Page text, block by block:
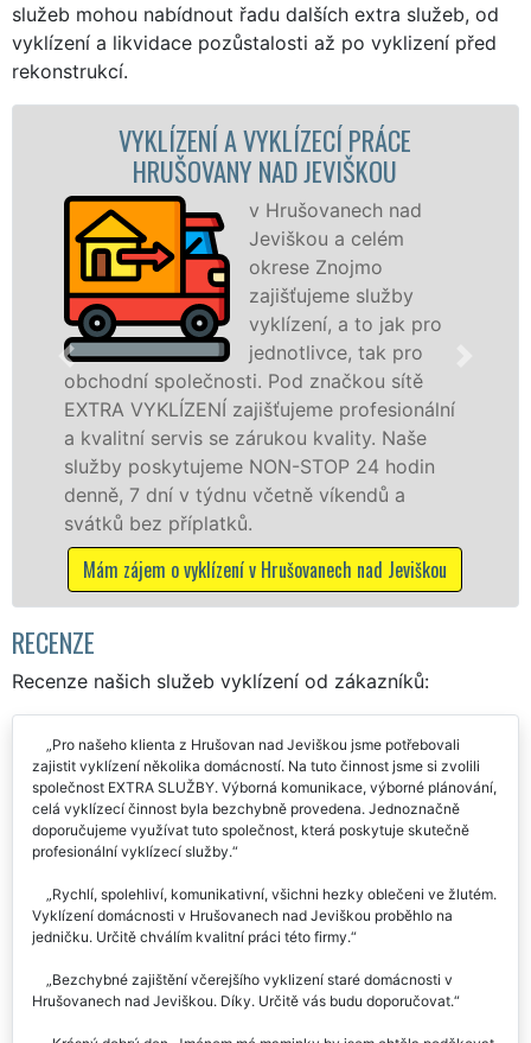
služeb mohou nabídnout řadu dalších extra služeb, od
vyklízení a likvidace pozůstalosti až po vyklizení před
rekonstrukcí.
A VYKLÍZECÍ PRÁCE
NAD JEVIŠKOU
v Hrušovanech nad
Jeviškou a celém
okrese Znojmo
zajišťujeme služby
vyklízení, a to jak pro
jednotlivce, tak pro
Pod značkou sítě
zajišťujeme profesionální
se zárukou kvality. Naše
NON-STOP 24 hodin
týdnu včetně víkendů a
v Hrušovanech nad Jeviškou
VYKLÍZECÍ
v
Poskytujeme
právnickým
odvedené
dalších
Mám zájem o
RECENZE
Recenze našich služeb vyklízení od zákazníků:
Pro našeho klienta z Hrušovan nad Jeviškou jsme potřebovali
zajistit vyklízení několika domácností. Na tuto činnost jsme si zvolili
společnost EXTRA SLUŽBY. Výborná komunikace, výborné plánování,
celá vyklízecí činnost byla bezchybně provedena. Jednoznačně
doporučujeme využívat tuto společnost, která poskytuje skutečně
profesionální vyklízecí služby.
Rychlí, spolehliví, komunikativní, všichni hezky oblečeni ve žlutém.
Vyklízení domácnosti v Hrušovanech nad Jeviškou proběhlo na
jedničku. Určitě chválím kvalitní práci této firmy.
Bezchybné zajištění včerejšího vyklizení staré domácnosti v
Hrušovanech nad Jeviškou. Díky. Určitě vás budu doporučovat.